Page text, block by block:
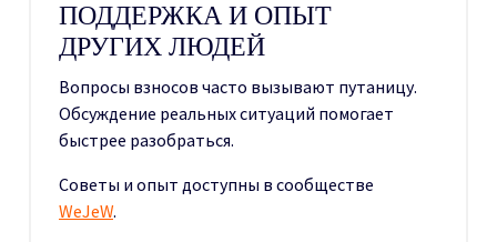
ПОДДЕРЖКА И ОПЫТ
ДРУГИХ ЛЮДЕЙ
Вопросы взносов часто вызывают путаницу.
Обсуждение реальных ситуаций помогает
быстрее разобраться.
Советы и опыт доступны в сообществе
WeJeW.